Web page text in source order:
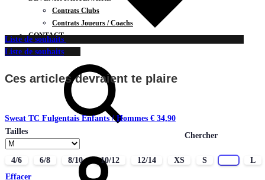
Contrats Clubs
Contrats Joueurs / Coachs
CONTACT
Chercher
Liste de souhaits
Liste de souhaits
Ces articles devraient te plaire
Sweat TC Fulgentais Enfants / Hommes € 34,90
Tailles
4/6 6/8 8/10 10/12 12/14 XS S
L
Effacer